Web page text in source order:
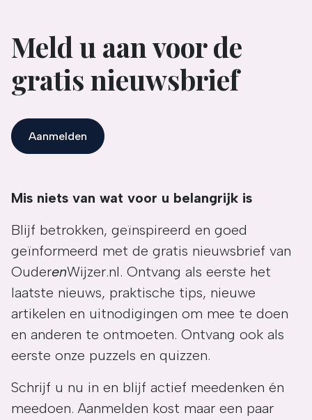
Meld u aan voor de
gratis nieuwsbrief
Aanmelden
Mis niets van wat voor u belangrijk is
Blijf betrokken, geïnspireerd en goed
geïnformeerd met de gratis nieuwsbrief van
OuderenWijzer.nl. Ontvang als eerste het
laatste nieuws, praktische tips, nieuwe
artikelen en uitnodigingen om mee te doen
en anderen te ontmoeten. Ontvang ook als
eerste onze puzzels en quizzen.
Schrijf u nu in en blijf actief meedenken én
meedoen. Aanmelden kost maar een paar